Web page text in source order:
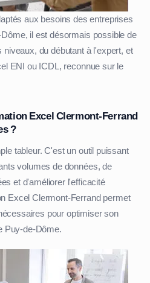
aux besoins des entreprises
il est désormais possible de
du débutant à l'expert, et
ENI ou ICDL, reconnue sur le
Excel Clermont-Ferrand
?
tableur. C'est un outil puissant
volumes de données, de
et d'améliorer l'efficacité
Excel Clermont-Ferrand permet
pour optimiser son
Puy-de-Dôme.